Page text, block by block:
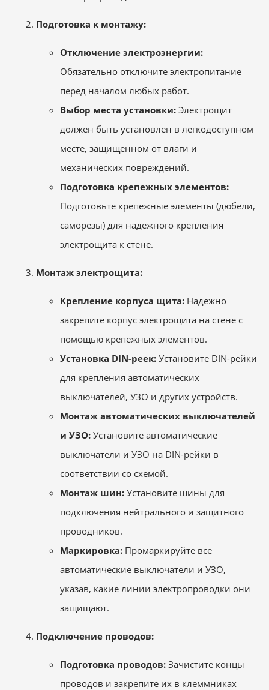
Подготовка к монтажу:
Отключение электроэнергии:
Обязательно отключите электропитание
перед началом любых работ.
Выбор места установки: Электрощит
должен быть установлен в легкодоступном
месте, защищенном от влаги и
механических повреждений.
Подготовка крепежных элементов:
Подготовьте крепежные элементы (дюбели,
саморезы) для надежного крепления
электрощита к стене.
Монтаж электрощита:
Крепление корпуса щита: Надежно
закрепите корпус электрощита на стене с
помощью крепежных элементов.
Установка DIN-реек: Установите DIN-рейки
для крепления автоматических
выключателей, УЗО и других устройств.
Монтаж автоматических выключателей
и УЗО: Установите автоматические
выключатели и УЗО на DIN-рейки в
соответствии со схемой.
Монтаж шин: Установите шины для
подключения нейтрального и защитного
проводников.
Маркировка: Промаркируйте все
автоматические выключатели и УЗО,
указав, какие линии электропроводки они
защищают.
Подключение проводов:
Подготовка проводов: Зачистите концы
проводов и закрепите их в клеммниках